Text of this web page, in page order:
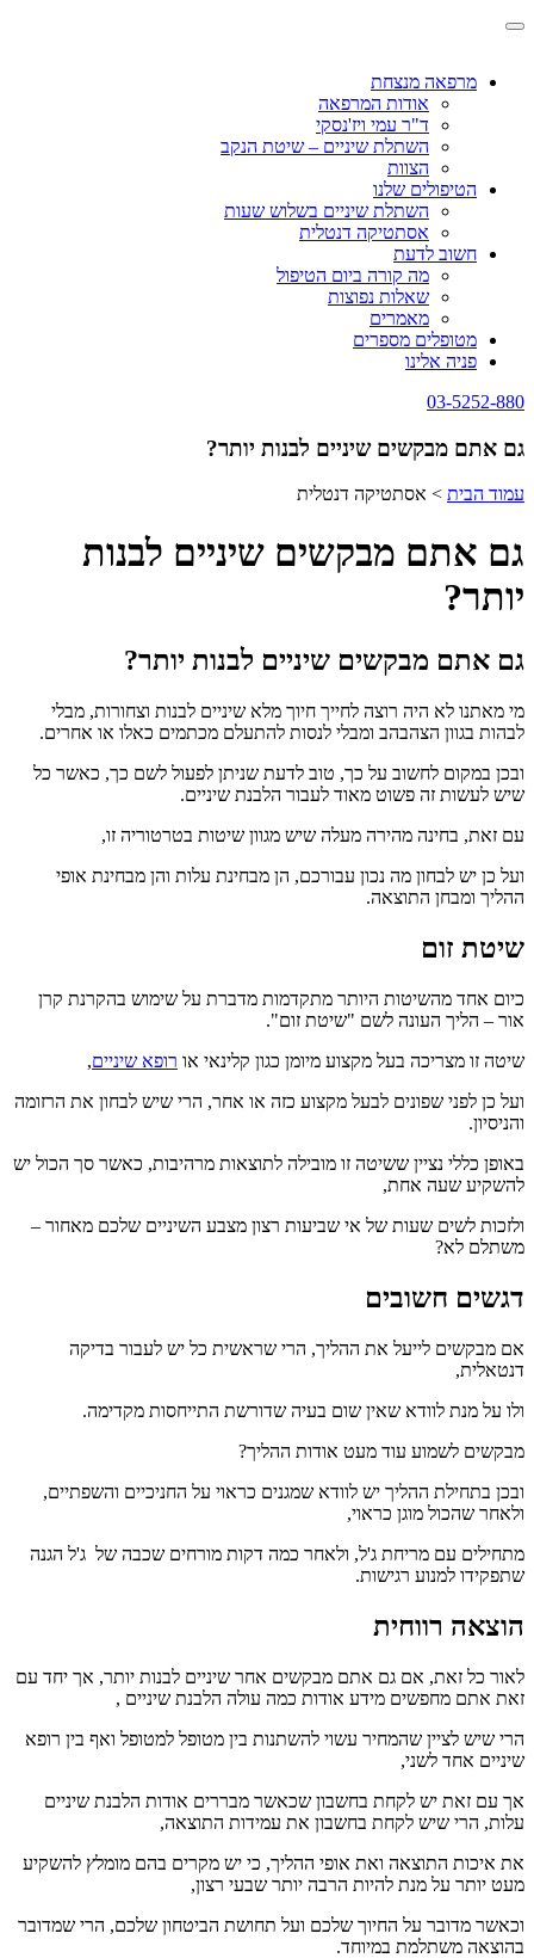
Skip
Toggle
מרפאה מנצחת
אודות המרפאה
ד"ר עמי ויז'נסקי
השתלת שיניים – שיטת הנקב
הצוות
הטיפולים שלנו
השתלת שיניים בשלוש שעות
אסתטיקה דנטלית
חשוב לדעת
מה קורה ביום הטיפול
שאלות נפוצות
מאמרים
מטופלים מספרים
פניה אלינו
03-5252-880
גם אתם מבקשים שיניים לבנות יותר?
עמוד הבית > אסתטיקה דנטלית
גם אתם מבקשים שיניים לבנות
יותר?
גם אתם מבקשים שיניים לבנות יותר?
מי מאתנו לא היה רוצה לחייך חיוך מלא שיניים לבנות וצחורות, מבלי
לבהות בגוון הצהבהב ומבלי לנסות להתעלם מכתמים כאלו או אחרים.
ובכן במקום לחשוב על כך, טוב לדעת שניתן לפעול לשם כך, כאשר כל
שיש לעשות זה פשוט מאוד לעבור הלבנת שיניים.
עם זאת, בחינה מהירה מעלה שיש מגוון שיטות בטרטוריה זו,
ועל כן יש לבחון מה נכון עבורכם, הן מבחינת עלות והן מבחינת אופי
ההליך ומבחן התוצאה.
שיטת זום
כיום אחד מהשיטות היותר מתקדמות מדברת על שימוש בהקרנת קרן
אור – הליך העונה לשם "שיטת זום".
שיטה זו מצריכה בעל מקצוע מיומן כגון קלינאי או רופא שיניים,
ועל כן לפני שפונים לבעל מקצוע כזה או אחר, הרי שיש לבחון את הרזומה
והניסיון.
באופן כללי נציין ששיטה זו מובילה לתוצאות מרהיבות, כאשר סך הכול יש
להשקיע שעה אחת,
ולזכות לשים שעות של אי שביעות רצון מצבע השיניים שלכם מאחור –
משתלם לא?
דגשים חשובים
אם מבקשים לייעל את ההליך, הרי שראשית כל יש לעבור בדיקה
דנטאלית,
ולו על מנת לוודא שאין שום בעיה שדורשת התייחסות מקדימה.
מבקשים לשמוע עוד מעט אודות ההליך?
ובכן בתחילת ההליך יש לוודא שמגנים כראוי על החניכיים והשפתיים,
ולאחר שהכול מוגן כראוי,
מתחילים עם מריחת ג'ל, ולאחר כמה דקות מורחים שכבה של ג'ל הגנה
שתפקידו למנוע רגישות.
הוצאה רווחית
לאור כל זאת, אם גם אתם מבקשים אחר שיניים לבנות יותר, אך יחד עם
זאת אתם מחפשים מידע אודות כמה עולה הלבנת שיניים ,
הרי שיש לציין שהמחיר עשוי להשתנות בין מטופל למטופל ואף בין רופא
שיניים אחד לשני,
אך עם זאת יש לקחת בחשבון שכאשר מבררים אודות הלבנת שיניים
עלות, הרי שיש לקחת בחשבון את עמידות התוצאה,
את איכות התוצאה ואת אופי ההליך, כי יש מקרים בהם מומלץ להשקיע
מעט יותר על מנת להיות הרבה יותר שבעי רצון,
וכאשר מדובר על החיוך שלכם ועל תחושת הביטחון שלכם, הרי שמדובר
בהוצאה משתלמת במיוחד.